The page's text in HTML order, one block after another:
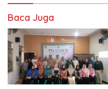
o
o
k
o
n
Baca Juga